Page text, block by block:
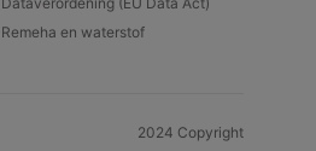
Remeha en waterstof
2024 Copyright